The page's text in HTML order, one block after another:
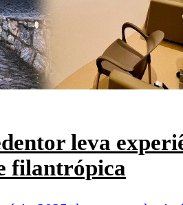
leva
filantrópica